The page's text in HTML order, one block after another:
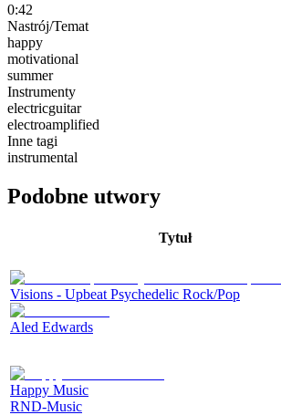
0:42
Nastrój/Temat
happy
motivational
summer
Instrumenty
electricguitar
electroamplified
Inne tagi
instrumental
Podobne utwory
Tytuł
Visions - Upbeat Psychedelic Rock/Pop
Aled Edwards
Happy Music
RND-Music